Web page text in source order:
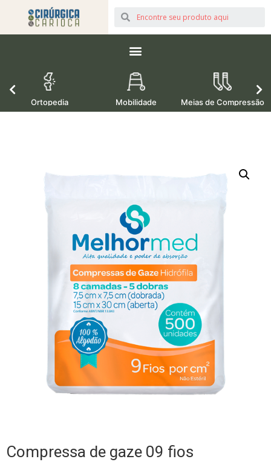
Ortopedia Mobilidade Meias de Compressão
Compressa de gaze 09 fios